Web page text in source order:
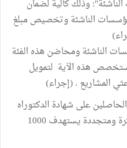
وذلك كآلية لضمان
الناشئة وتخصيص مبلغ
الناشئة ومحاضن هذه الفئة
دينار: وستخصص هذه الآية لتمويل
المشاريع . (إجراء)
على شهادة الدكتوراه
والذين يرغبون في بعث مشاريع مبتكرة ومتجددة يستهدف 1000